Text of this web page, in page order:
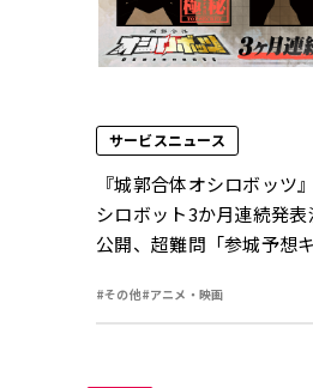
サービスニュース
『城郭合体オシロボッツ
シロボット3か月連続発
公開、超難問「参城予想
#その他#アニメ・映画